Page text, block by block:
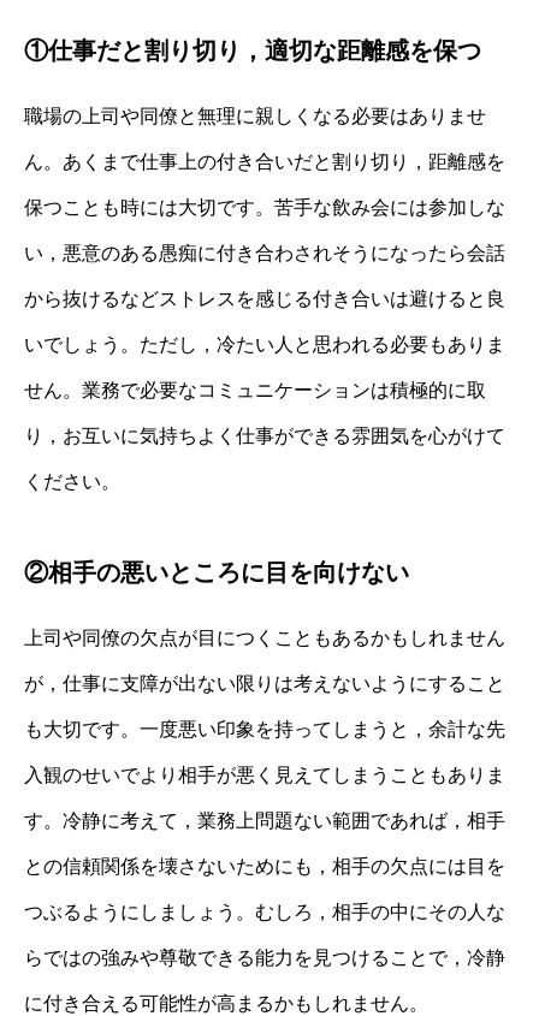
①仕事だと割り切り，適切な距離感を保つ
職場の上司や同僚と無理に親しくなる必要はありませ
ん。あくまで仕事上の付き合いだと割り切り，距離感を
保つことも時には大切です。苦手な飲み会には参加しな
い，悪意のある愚痴に付き合わされそうになったら会話
から抜けるなどストレスを感じる付き合いは避けると良
いでしょう。ただし，冷たい人と思われる必要もありま
せん。業務で必要なコミュニケーションは積極的に取
り，お互いに気持ちよく仕事ができる雰囲気を心がけて
ください。
②相手の悪いところに目を向けない
上司や同僚の欠点が目につくこともあるかもしれません
が，仕事に支障が出ない限りは考えないようにすること
も大切です。一度悪い印象を持ってしまうと，余計な先
入観のせいでより相手が悪く見えてしまうこともありま
す。冷静に考えて，業務上問題ない範囲であれば，相手
との信頼関係を壊さないためにも，相手の欠点には目を
つぶるようにしましょう。むしろ，相手の中にその人な
らではの強みや尊敬できる能力を見つけることで，冷静
に付き合える可能性が高まるかもしれません。